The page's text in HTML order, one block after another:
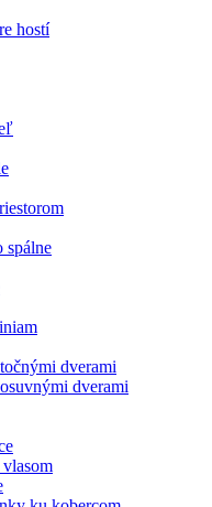
hostí
spálne
dverami
dverami